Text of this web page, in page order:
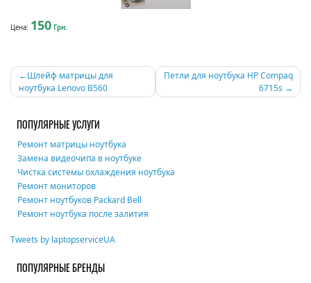
Цена: 150 Грн.
Навигация
по
записям
Шлейф матрицы для
ноутбука Lenovo B560
Петли для ноутбука HP Compaq
6715s
ПОПУЛЯРНЫЕ УСЛУГИ
Ремонт матрицы ноутбука
Замена видеочипа в ноутбуке
Чистка системы охлаждения ноутбука
Ремонт мониторов
Ремонт ноутбуков Packard Bell
Ремонт ноутбука после залития
Tweets by laptopserviceUA
ПОПУЛЯРНЫЕ БРЕНДЫ